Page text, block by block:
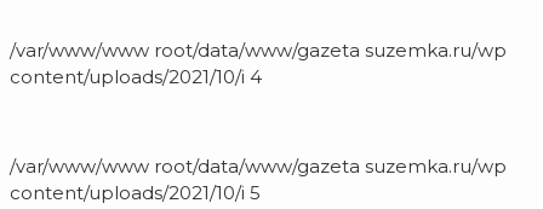
/var/www/www root/data/www/gazeta suzemka.ru/wp
content/uploads/2021/10/i 4
/var/www/www root/data/www/gazeta suzemka.ru/wp
content/uploads/2021/10/i 5